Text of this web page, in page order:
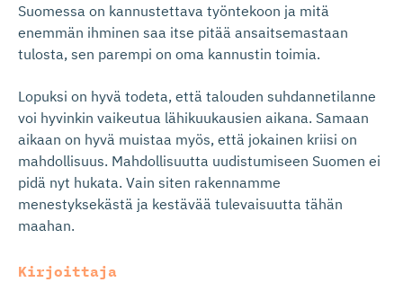
Suomessa on kannustettava työntekoon ja mitä
enemmän ihminen saa itse pitää ansaitsemastaan
tulosta, sen parempi on oma kannustin toimia.
Lopuksi on hyvä todeta, että talouden suhdannetilanne
voi hyvinkin vaikeutua lähikuukausien aikana. Samaan
aikaan on hyvä muistaa myös, että jokainen kriisi on
mahdollisuus. Mahdollisuutta uudistumiseen Suomen ei
pidä nyt hukata. Vain siten rakennamme
menestyksekästä ja kestävää tulevaisuutta tähän
maahan.
Kirjoittaja